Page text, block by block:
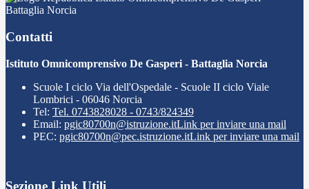
Battaglia Norcia
Contatti
Istituto Omnicomprensivo De Gasperi - Battaglia Norcia
Scuole I ciclo Via dell'Ospedale - Scuole II ciclo Viale
Lombrici - 06046 Norcia
Tel: Tel. 0743828028 - 0743/824349
Email: pgic80700n@istruzione.itLink per inviare una mail
PEC: pgic80700n@pec.istruzione.itLink per inviare una mail
Sezione Link Utili